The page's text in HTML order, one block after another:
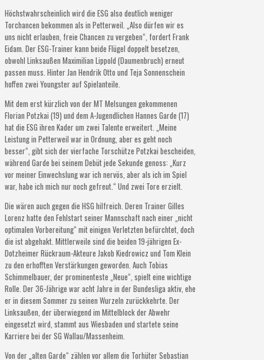
Höchstwahrscheinlich wird die ESG also deutlich weniger
Torchancen bekommen als in Petterweil. „Also dürfen wir es
uns nicht erlauben, freie Chancen zu vergeben“, fordert Frank
Eidam. Der ESG-Trainer kann beide Flügel doppelt besetzen,
obwohl Linksaußen Maximilian Lippold (Daumenbruch) erneut
passen muss. Hinter Jan Hendrik Otto und Teja Sonnenschein
hoffen zwei Youngster auf Spielanteile.
Mit dem erst kürzlich von der MT Melsungen gekommenen
Florian Potzkai (19) und dem A-Jugendlichen Hannes Garde (17)
hat die ESG ihren Kader um zwei Talente erweitert. „Meine
Leistung in Petterweil war in Ordnung, aber es geht noch
besser“, gibt sich der vierfache Torschütze Potzkai bescheiden,
während Garde bei seinem Debüt jede Sekunde genoss: „Kurz
vor meiner Einwechslung war ich nervös, aber als ich im Spiel
war, habe ich mich nur noch gefreut.“ Und zwei Tore erzielt.
Die wären auch gegen die HSG hilfreich. Deren Trainer Gilles
Lorenz hatte den Fehlstart seiner Mannschaft nach einer „nicht
optimalen Vorbereitung“ mit einigen Verletzten befürchtet, doch
die ist abgehakt. Mittlerweile sind die beiden 19-jährigen Ex-
Dotzheimer Rückraum-Akteure Jakob Kiedrowicz und Tom Klein
zu den erhofften Verstärkungen geworden. Auch Tobias
Schimmelbauer, der prominenteste „Neue“, spielt eine wichtige
Rolle. Der 36-Jährige war acht Jahre in der Bundesliga aktiv, ehe
er in diesem Sommer zu seinen Wurzeln zurückkehrte. Der
Linksaußen, der überwiegend im Mittelblock der Abwehr
eingesetzt wird, stammt aus Wiesbaden und startete seine
Karriere bei der SG Wallau/Massenheim.
Von der „alten Garde“ zählen vor allem die Torhüter Sebastian